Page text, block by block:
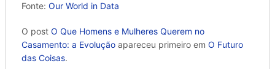
Fonte: Our World in Data
O post O Que Homens e Mulheres Querem no
Casamento: a Evoluçãoapareceu primeiro em O Futuro
das Coisas.